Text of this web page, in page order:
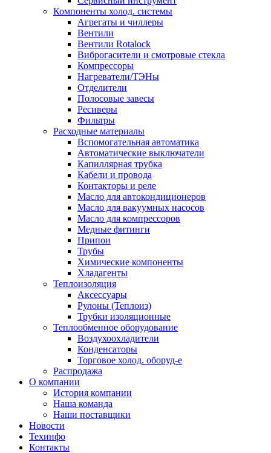
Компоненты холод. системы
Агрегаты и чиллеры
Вентили
Вентили Rotalock
Виброгасители и смотровые стекла
Компрессоры
Нагреватели/ТЭНы
Отделители
Полосовые завесы
Ресиверы
Фильтры
Расходные материалы
Вспомогательная автоматика
Автоматические выключатели
Капиллярная трубка
Кабели и провода
Контакторы и реле
Масло для автокондиционеров
Масло для вакуумных насосов
Масло для компрессоров
Медные фитинги
Припои
Трубы
Химические компоненты
Хладагенты
Теплоизоляция
Аксессуары
Рулоны (Теплоиз)
Трубки изоляционные
Теплообменное оборудование
Воздухоохладители
Конденсаторы
Торговое холод. оборуд-е
Распродажа
О компании
История компании
Наша команда
Наши поставщики
Новости
Техинфо
Контакты